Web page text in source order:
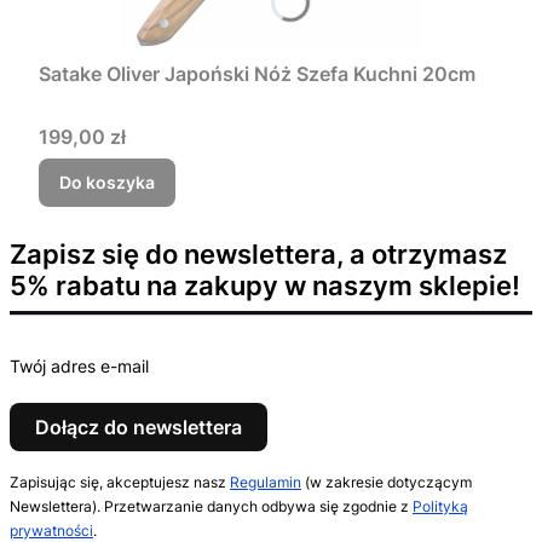
Satake Oliver Japoński Nóż Szefa Kuchni 20cm
Cena
199,00 zł
Do koszyka
Zapisz się do newslettera, a otrzymasz
5% rabatu na zakupy w naszym sklepie!
Twój adres e-mail
Dołącz do newslettera
Zapisując się, akceptujesz nasz Regulamin (w zakresie dotyczącym
Newslettera). Przetwarzanie danych odbywa się zgodnie z Polityką
prywatności.